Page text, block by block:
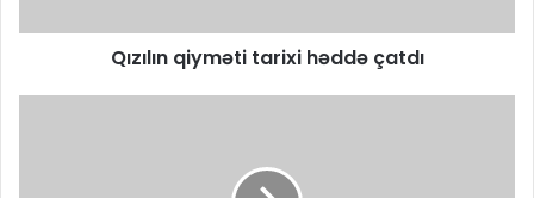
Qızılın qiyməti tarixi həddə çatdı